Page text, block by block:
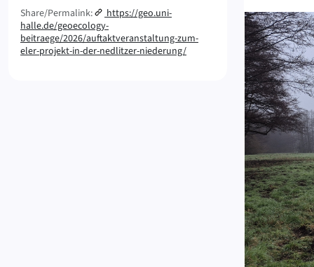
Share/Permalink:
https://geo.uni-
halle.de/geoecology-
beitraege/2026/auftaktveranstaltung-zum-
eler-projekt-in-der-nedlitzer-niederung/